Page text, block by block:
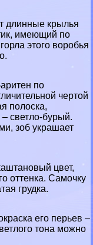
длинные крылья
имеющий по
этого воробья
по
чертой
полоска,
светло-бурый.
зоб украшает
цвет,
оттенка. Самочку
грудка.
его перьев –
тона можно